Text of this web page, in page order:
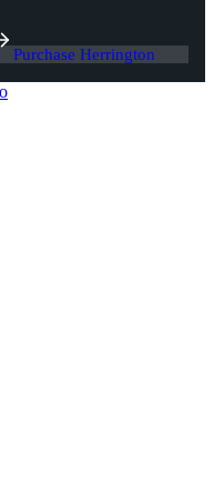
Purchase Herrington